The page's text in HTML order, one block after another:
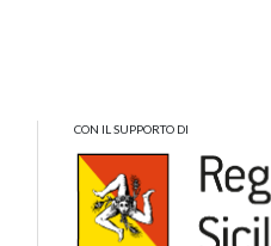
CON IL SUPPORTO DI